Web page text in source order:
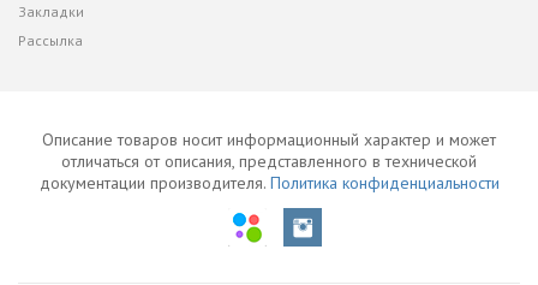
Закладки
Рассылка
Описание товаров носит информационный характер и может
отличаться от описания, представленного в технической
документации производителя. Политика конфиденциальности